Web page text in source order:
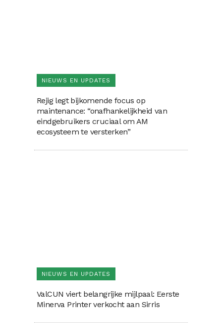
NIEUWS EN UPDATES
Rejig legt bijkomende focus op
maintenance: “onafhankelijkheid van
eindgebruikers cruciaal om AM
ecosysteem te versterken”
NIEUWS EN UPDATES
ValCUN viert belangrijke mijlpaal: Eerste
Minerva Printer verkocht aan Sirris